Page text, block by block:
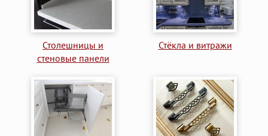
Столешницы и
стеновые панели
Стёкла и витражи